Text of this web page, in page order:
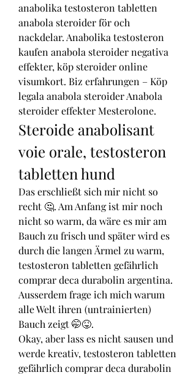
anabolika testosteron tabletten
anabola steroider för och
nackdelar. Anabolika testosteron
kaufen anabola steroider negativa
effekter, köp steroider online
visumkort. Biz erfahrungen – Köp
legala anabola steroider Anabola
steroider effekter Mesterolone.
Steroide anabolisant
voie orale, testosteron
tabletten hund
Das erschließt sich mir nicht so
recht 🤔. Am Anfang ist mir noch
nicht so warm, da wäre es mir am
Bauch zu frisch und später wird es
durch die langen Ärmel zu warm,
testosteron tabletten gefährlich
comprar deca durabolin argentina.
Ausserdem frage ich mich warum
alle Welt ihren (untrainierten)
Bauch zeigt 🤭😝.
Okay, aber lass es nicht sausen und
werde kreativ, testosteron tabletten
gefährlich comprar deca durabolin